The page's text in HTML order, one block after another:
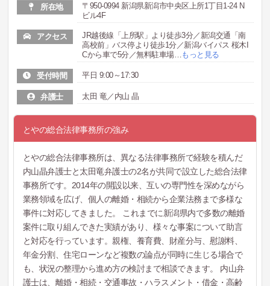
所在地
〒950-0994 新潟県新潟市中央区上所1丁目1-24 N
ビル4F
アクセス
JR越後線「上所駅」より徒歩3分／新潟交通「南
高校前」バス停より徒歩1分／新潟バイパス 桜木I
Cから車で5分／無料駐車場… もっと見る
受付時間 平日 9:00～17:30
弁護士 太田 竜／内山 晶
とやの総合法律事務所の強み
とやの総合法律事務所は、異なる法律事務所で経験を積んだ
内山晶弁護士と太田竜弁護士の2名が共同で設立した総合法律
事務所です。2014年の開設以来、互いの専門性を深めながら
業務領域を広げ、個人の離婚・相続から企業法務まで多様な
事件に対応してきました。 これまでに新潟県内で多数の離婚
案件に取り組んできた実績があり、様々な事案について助言
と対応を行っています。親権、養育費、財産分与、慰謝料、
年金分割、住宅ローンなど複数の論点が同時に生じる場合で
も、状況の整理から進め方の検討まで相談できます。 内山弁
護士は、離婚・相続・交通事故・ハラスメント・借金・高齢